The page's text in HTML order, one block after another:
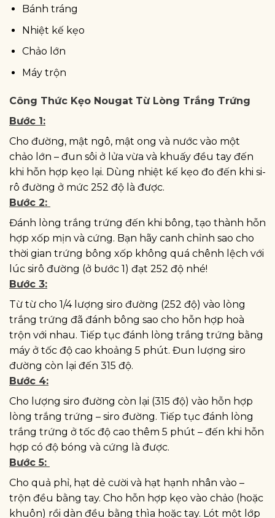
Bánh tráng
Nhiệt kế kẹo
Chảo lớn
Máy trộn
Công Thức Kẹo Nougat Từ Lòng Trắng Trứng
Bước 1:
Cho đường, mật ngô, mật ong và nước vào một
chảo lớn – đun sôi ở lửa vừa và khuấy đều tay đến
khi hỗn hợp kẹo lại. Dùng nhiệt kế kẹo đo đến khi si-
rô đường ở mức 252 độ là được.
Bước 2:
Đánh lòng trắng trứng đến khi bông, tạo thành hỗn
hợp xốp mịn và cứng. Bạn hãy canh chỉnh sao cho
thời gian trứng bông xốp không quá chênh lệch với
lúc sirô đường (ở bước 1) đạt 252 độ nhé!
Bước 3:
Từ từ cho 1/4 lượng siro đường (252 độ) vào lòng
trắng trứng đã đánh bông sao cho hỗn hợp hoà
trộn với nhau. Tiếp tục đánh lòng trắng trứng bằng
máy ở tốc độ cao khoảng 5 phút. Đun lượng siro
đường còn lại đến 315 độ.
Bước 4:
Cho lượng siro đường còn lại (315 độ) vào hỗn hợp
lòng trắng trứng – siro đường. Tiếp tục đánh lòng
trắng trứng ở tốc độ cao thêm 5 phút – đến khi hỗn
hợp có độ bóng và cứng là được.
Bước 5:
Cho quả phỉ, hạt dẻ cười và hạt hạnh nhân vào –
trộn đều bằng tay. Cho hỗn hợp kẹo vào chảo (hoặc
khuôn) rồi dàn đều bằng thìa hoặc tay. Lót một lớp